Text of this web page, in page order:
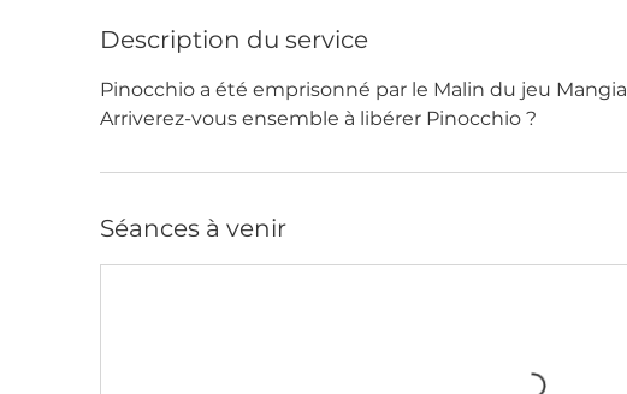
Description du service
Pinocchio a été emprisonné par le Malin du jeu
Arriverez-vous ensemble à libérer Pinocchio ?
Séances à venir